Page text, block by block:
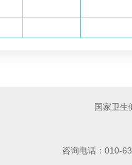
国家卫生
咨询电话：010-